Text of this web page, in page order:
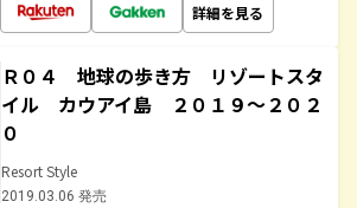
詳細を見る
Ｒ０４ 地球の歩き方 リゾートスタ
イル カウアイ島 ２０１９～２０２
０
Resort Style
2019.03.06 発売